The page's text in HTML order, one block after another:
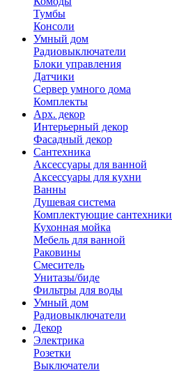
Тумбы
Консоли
Умный дом
Радиовыключатели
Блоки управления
Датчики
Сервер умного дома
Комплекты
Арх. декор
Интерьерный декор
Фасадный декор
Сантехника
Аксессуары для ванной
Аксессуары для кухни
Ванны
Душевая система
Комплектующие сантехники
Кухонная мойка
Мебель для ванной
Раковины
Смеситель
Унитазы/биде
Фильтры для воды
Умный дом
Радиовыключатели
Декор
Электрика
Розетки
Выключатели